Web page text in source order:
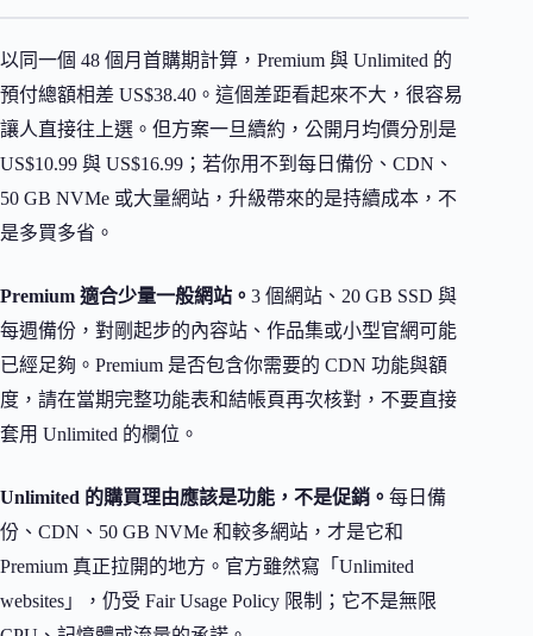
以同一個 48 個月首購期計算，Premium 與 Unlimited 的
預付總額相差 US$38.40。這個差距看起來不大，很容易
讓人直接往上選。但方案一旦續約，公開月均價分別是
US$10.99 與 US$16.99；若你用不到每日備份、CDN、
50 GB NVMe 或大量網站，升級帶來的是持續成本，不
是多買多省。
Premium 適合少量一般網站。 3 個網站、20 GB SSD 與
每週備份，對剛起步的內容站、作品集或小型官網可能
已經足夠。Premium 是否包含你需要的 CDN 功能與額
度，請在當期完整功能表和結帳頁再次核對，不要直接
套用 Unlimited 的欄位。
Unlimited 的購買理由應該是功能，不是促銷。 每日備
份、CDN、50 GB NVMe 和較多網站，才是它和
Premium 真正拉開的地方。官方雖然寫「Unlimited
websites」，仍受 Fair Usage Policy 限制；它不是無限